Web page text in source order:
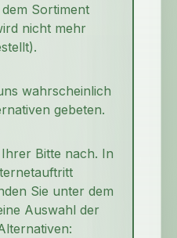
Sortiment
nicht mehr
wahrscheinlich
gebeten.
Bitte nach. In
Sie unter dem
Auswahl der